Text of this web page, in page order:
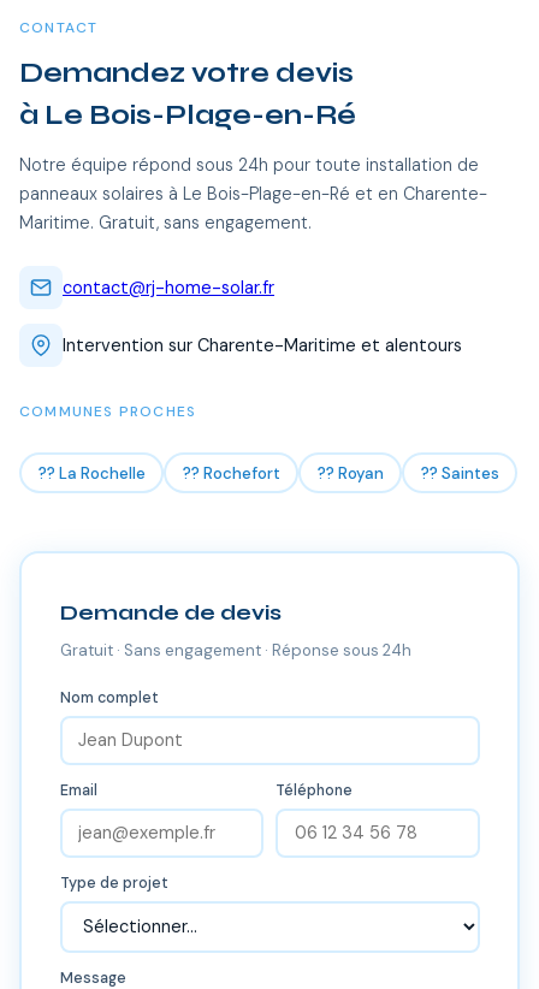
CONTACT
Demandez votre devis
à Le Bois-Plage-en-Ré
Notre équipe répond sous 24h pour toute installation de
panneaux solaires à Le Bois-Plage-en-Ré et en Charente-
Maritime. Gratuit, sans engagement.
contact@rj-home-solar.fr
Intervention sur Charente-Maritime et alentours
COMMUNES PROCHES
?? La Rochelle ?? Rochefort ?? Royan ?? Saintes
Demande de devis
Gratuit · Sans engagement · Réponse sous 24h
Nom complet
Email Téléphone
Type de projet
Message